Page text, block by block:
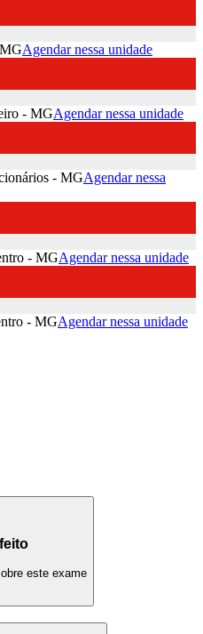
Agendar nessa unidade
- MGAgendar nessa unidade
- MGAgendar nessa
- MGAgendar nessa unidade
- MGAgendar nessa unidade
este exame